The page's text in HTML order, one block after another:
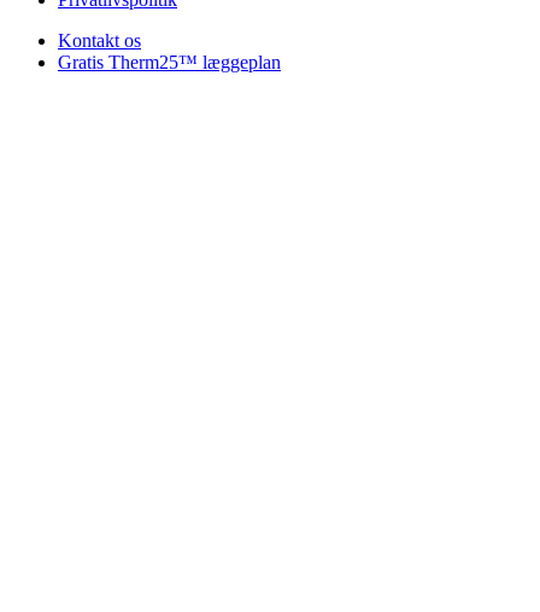
Kontakt os
Gratis Therm25™ læggeplan